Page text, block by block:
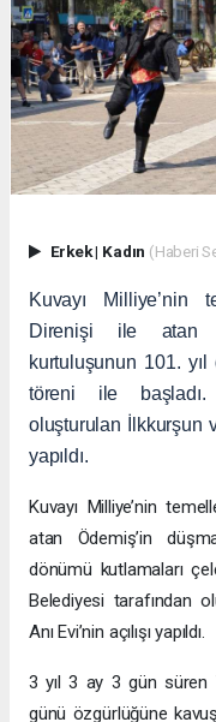
Erkek| Kadın (Haberi
Kuvayı Milliye’nin
Direnişi ile atan
kurtuluşunun 101.
töreni ile başladı.
oluşturulan İlkkurşun
yapıldı.
Kuvayı Milliye’nin
atan Ödemiş’in
dönümü kutlamaları
Belediyesi tarafından
Anı Evi’nin açılışı yapıldı.
3 yıl 3 ay 3 gün süren
günü özgürlüğüne